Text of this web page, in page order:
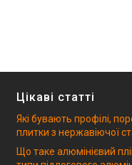
Цікаві статті
Які бувають профілі,
плитки з нержавіючої
Що таке алюмінієвий